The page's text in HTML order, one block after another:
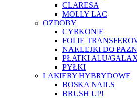
CLARESA
MOLLY LAC
OZDOBY
CYRKONIE
FOLIE
NAKLEJKI DO
PŁATKI ALU/
PYŁKI
LAKIERY HYBRYDOWE
BOSKA NAILS
BRUSH UP!